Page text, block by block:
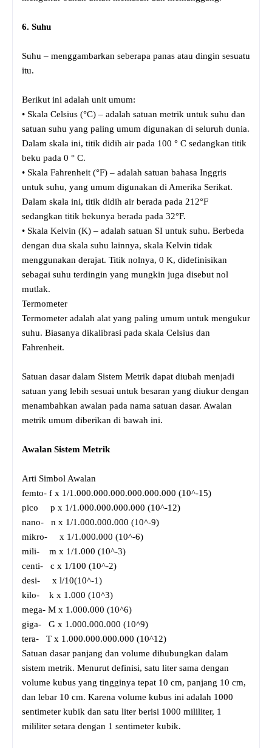
6. Suhu
Suhu – menggambarkan seberapa panas atau dingin sesuatu
itu.
Berikut ini adalah unit umum:
• Skala Celsius (°C) – adalah satuan metrik untuk suhu dan
satuan suhu yang paling umum digunakan di seluruh dunia.
Dalam skala ini, titik didih air pada 100 ° C sedangkan titik
beku pada 0 ° C.
• Skala Fahrenheit (°F) – adalah satuan bahasa Inggris
untuk suhu, yang umum digunakan di Amerika Serikat.
Dalam skala ini, titik didih air berada pada 212°F
sedangkan titik bekunya berada pada 32°F.
• Skala Kelvin (K) – adalah satuan SI untuk suhu. Berbeda
dengan dua skala suhu lainnya, skala Kelvin tidak
menggunakan derajat. Titik nolnya, 0 K, didefinisikan
sebagai suhu terdingin yang mungkin juga disebut nol
mutlak.
Termometer
Termometer adalah alat yang paling umum untuk mengukur
suhu. Biasanya dikalibrasi pada skala Celsius dan
Fahrenheit.
Satuan dasar dalam Sistem Metrik dapat diubah menjadi
satuan yang lebih sesuai untuk besaran yang diukur dengan
menambahkan awalan pada nama satuan dasar. Awalan
metrik umum diberikan di bawah ini.
Awalan Sistem Metrik
Arti Simbol Awalan
femto- f x 1/1.000.000.000.000.000.000 (10^-15)
pico p x 1/1.000.000.000.000 (10^-12)
nano- n x 1/1.000.000.000 (10^-9)
mikro- x 1/1.000.000 (10^-6)
mili- m x 1/1.000 (10^-3)
centi- c x 1/100 (10^-2)
desi- x l/10(10^-1)
kilo- k x 1.000 (10^3)
mega- M x 1.000.000 (10^6)
giga- G x 1.000.000.000 (10^9)
tera- T x 1.000.000.000.000 (10^12)
Satuan dasar panjang dan volume dihubungkan dalam
sistem metrik. Menurut definisi, satu liter sama dengan
volume kubus yang tingginya tepat 10 cm, panjang 10 cm,
dan lebar 10 cm. Karena volume kubus ini adalah 1000
sentimeter kubik dan satu liter berisi 1000 mililiter, 1
mililiter setara dengan 1 sentimeter kubik.